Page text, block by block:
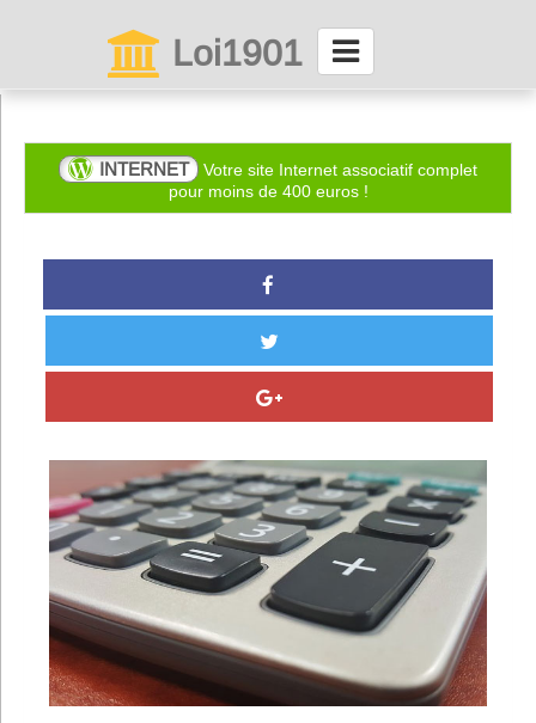
Loi1901
Connexion
Partager
VieAsso
Infos
Divers
Abo Lettrasso
INTERNET
Votre site Internet associatif complet
pour moins de 400 euros !